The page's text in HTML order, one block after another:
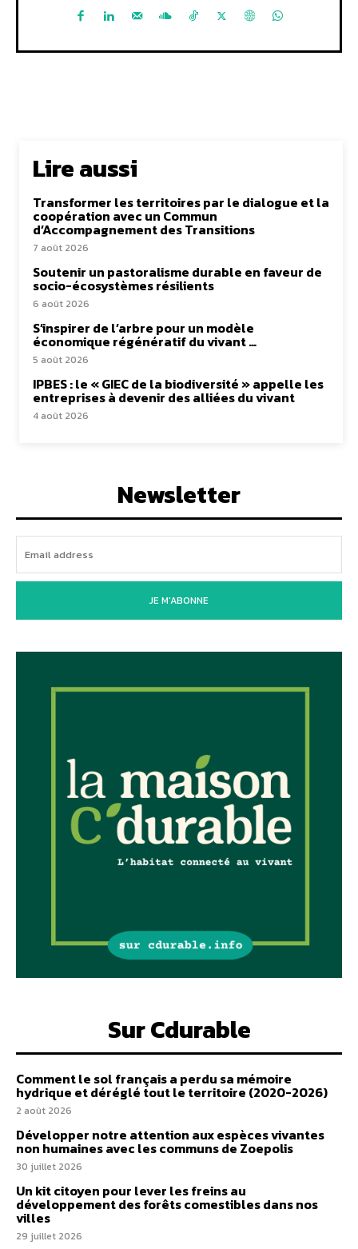
Lire aussi
Transformer les territoires par le dialogue et la
coopération avec un Commun
d’Accompagnement des Transitions
7 août 2026
Soutenir un pastoralisme durable en faveur de
socio-écosystèmes résilients
6 août 2026
S’inspirer de l’arbre pour un modèle
économique régénératif du vivant …
5 août 2026
IPBES : le « GIEC de la biodiversité » appelle les
entreprises à devenir des alliées du vivant
4 août 2026
Newsletter
JE M'ABONNE
Sur Cdurable
Comment le sol français a perdu sa mémoire
hydrique et déréglé tout le territoire (2020-2026)
2 août 2026
Développer notre attention aux espèces vivantes
non humaines avec les communs de Zoepolis
30 juillet 2026
Un kit citoyen pour lever les freins au
développement des forêts comestibles dans nos
villes
29 juillet 2026